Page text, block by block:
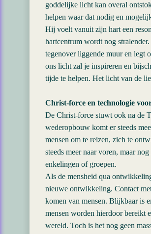
goddelijke licht kan overal
helpen waar dat nodig en
Hij voelt vanuit zijn hart een
hartcentrum wordt nog
tegenover liggende muur en legt
ons licht zal je inspireren en
tijde te helpen. Het licht van de
Christ-force en technologie
De Christ-force stuwt ook na de
wederopbouw komt er steeds
mensen om te reizen, zich te
steeds meer naar voren, maar
enkelingen of groepen.
Als de mensheid qua
nieuwe ontwikkeling. Contact
komen van mensen. Blijkbaar is
mensen worden hierdoor bereikt
wereld. Toch is het nog geen